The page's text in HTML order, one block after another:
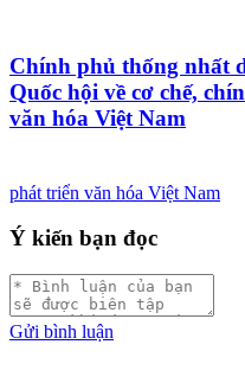
Chính phủ thống nhất
Quốc hội về cơ chế,
văn hóa Việt Nam
phát triển văn hóa Việt Nam
Ý kiến bạn đọc
Gửi bình luận